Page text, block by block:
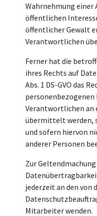
Wahrnehmung einer
öffentlichen
öffentlicher Gewalt
Verantwortlichen
Ferner hat die
ihres Rechts auf
Abs. 1 DS-GVO das
Verantwortlichen an
übermittelt werden,
und sofern hiervon
anderer Personen
Zur
jederzeit an den von
Mitarbeiter wenden.